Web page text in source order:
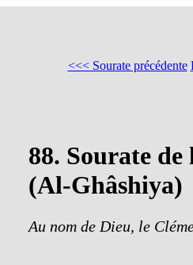
<<< Sourate précédente
88. Sourate de
(Al-Ghâshiya)
Au nom de Dieu, le